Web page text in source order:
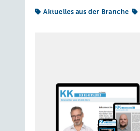
Aktuelles aus der Branche